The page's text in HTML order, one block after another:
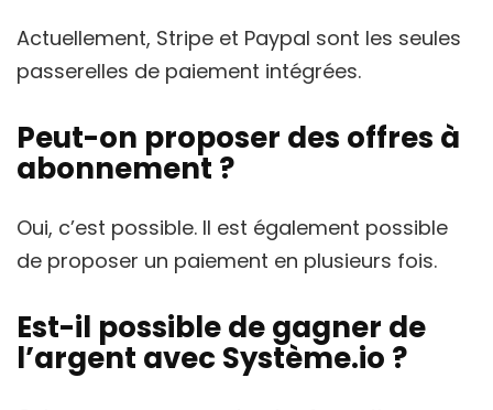
Actuellement, Stripe et Paypal sont les seules
passerelles de paiement intégrées.
Peut-on proposer des offres à
abonnement ?
Oui, c’est possible. Il est également possible
de proposer un paiement en plusieurs fois.
Est-il possible de gagner de
l’argent avec Système.io ?